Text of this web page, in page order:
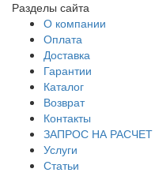
Разделы сайта
О компании
Оплата
Доставка
Гарантии
Каталог
Возврат
Контакты
ЗАПРОС НА РАСЧЕТ
Услуги
Статьи